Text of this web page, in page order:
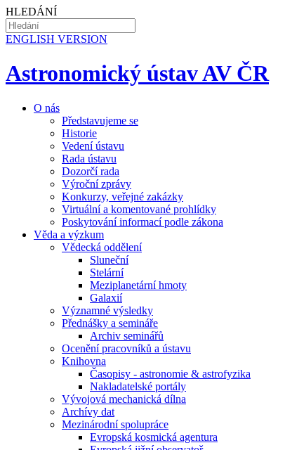
HLEDÁNÍ
ENGLISH VERSION
Astronomický ústav AV ČR
O nás
Představujeme se
Historie
Vedení ústavu
Rada ústavu
Dozorčí rada
Výroční zprávy
Konkurzy, veřejné zakázky
Virtuální a komentované prohlídky
Poskytování informací podle zákona
Věda a výzkum
Vědecká oddělení
Sluneční
Stelární
Meziplanetární hmoty
Galaxií
Významné výsledky
Přednášky a semináře
Archiv seminářů
Ocenění pracovníků a ústavu
Knihovna
Časopisy - astronomie & astrofyzika
Nakladatelské portály
Vývojová mechanická dílna
Archívy dat
Mezinárodní spolupráce
Evropská kosmická agentura